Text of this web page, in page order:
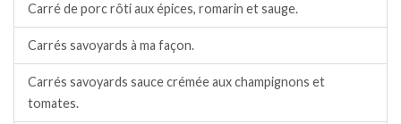
Carré de porc rôti aux épices, romarin et sauge.
Carrés savoyards à ma façon.
Carrés savoyards sauce crémée aux champignons et
tomates.